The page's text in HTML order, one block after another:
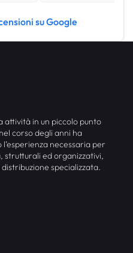
su Google
attività in un piccolo punto
corso degli anni ha
necessaria per
strutturali ed organizzativi,
specializzata.